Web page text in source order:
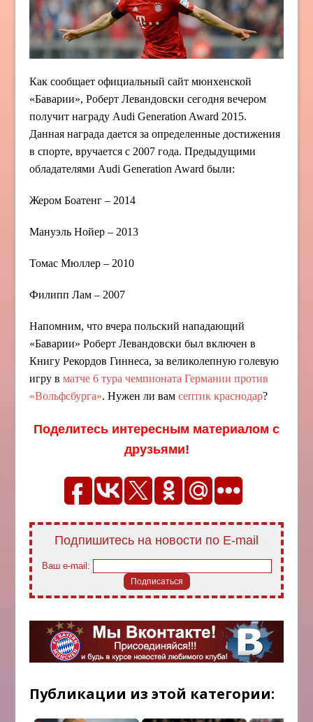
Как сообщает официальный сайт мюнхенской
«Баварии», Роберт Левандовски сегодня вечером
получит награду Audi Generation Award 2015.
Данная награда дается за определенные достижения
в спорте, вручается с 2007 года. Предыдущими
обладателями Audi Generation Award были:
Жером Боатенг – 2014
Мануэль Нойер – 2013
Томас Мюллер – 2010
Филипп Лам – 2007
Напомним, что вчера польский нападающий
«Баварии» Роберт Левандовски был включен в
Книгу Рекордов Гиннеса, за великолепную голевую
игру вматче 6 тура чемпионата Германии против
«Вольфсбурга». Нужен ли вамсептик краснодар?
Поделитесь интересным материалом с
друзьями!
Подпишитесь на новости по E-mail
Ваш e-mail:
Публикации из этой категории: